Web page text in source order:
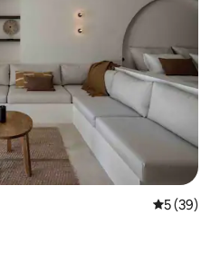
55 (39)